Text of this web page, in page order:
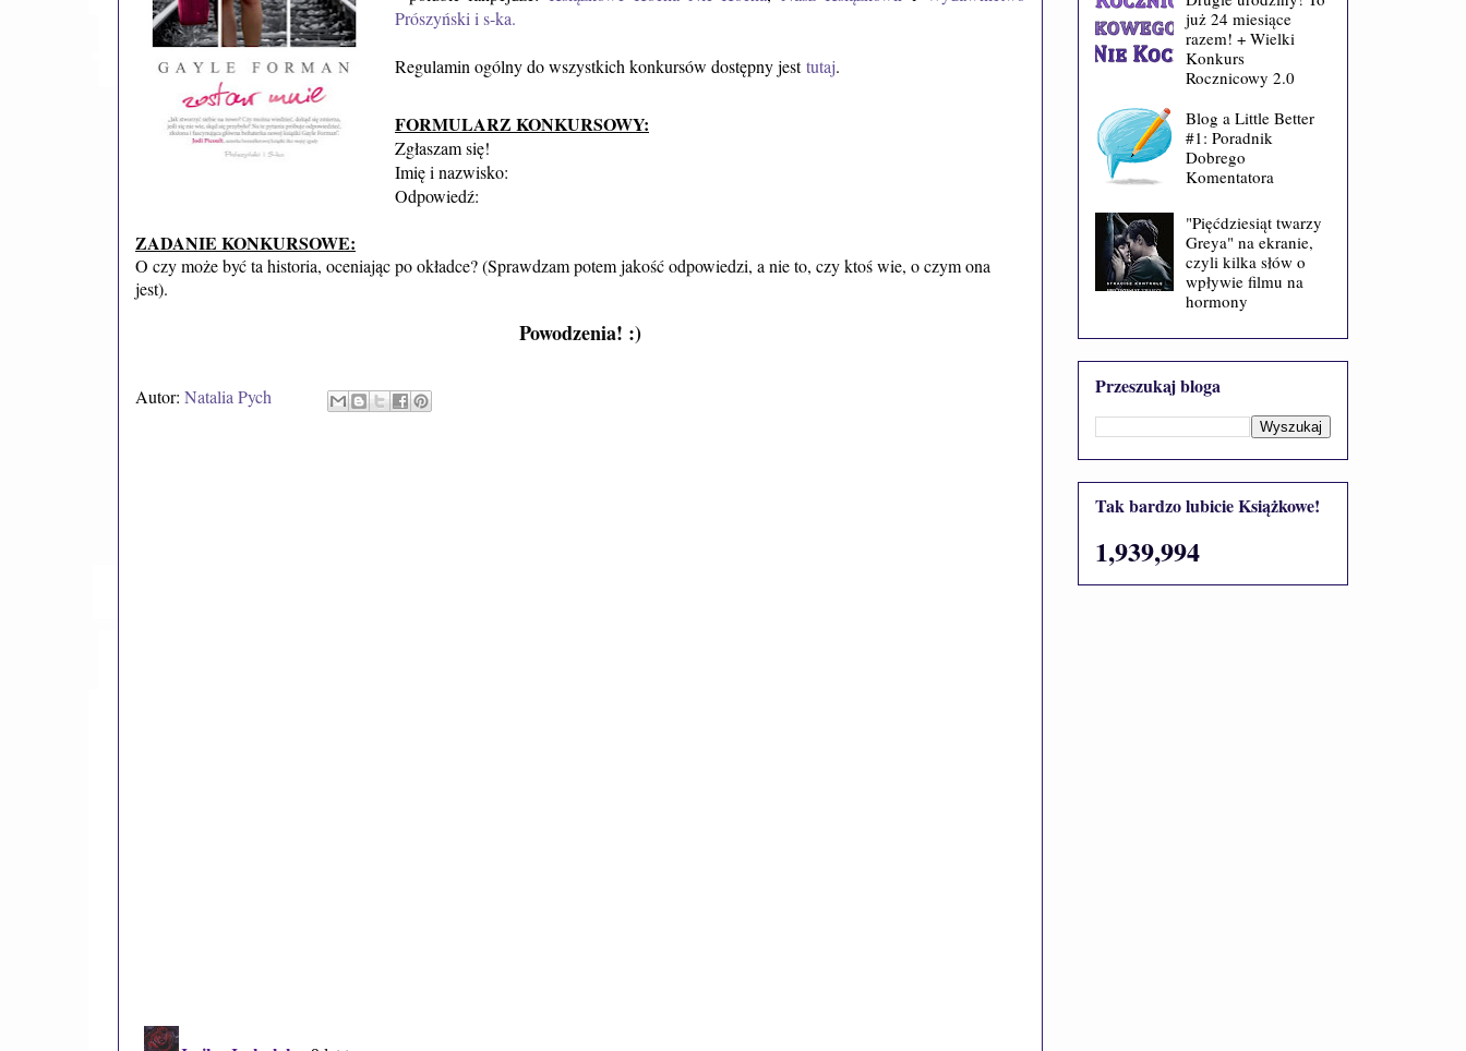
Prószyński i s-ka.
Regulamin ogólny do wszystkich konkursów dostępny jesttutaj.
FORMULARZ KONKURSOWY:
Zgłaszam się!
Imię i nazwisko:
Odpowiedź:
ZADANIE KONKURSOWE:
O czy może być ta historia, oceniając po okładce? (Sprawdzam potem jakość odpowiedzi, a nie to, czy ktoś wie, o czym ona
jest).
Powodzenia! :)
Autor: Natalia Pych
już 24 miesiące
razem! + Wielki
Konkurs
Rocznicowy 2.0
Blog a Little Better
#1: Poradnik
Dobrego
Komentatora
"Pięćdziesiąt twarzy
Greya" na ekranie,
czyli kilka słów o
wpływie filmu na
hormony
Przeszukaj bloga
Tak bardzo lubicie Książkowe!
1,939,994